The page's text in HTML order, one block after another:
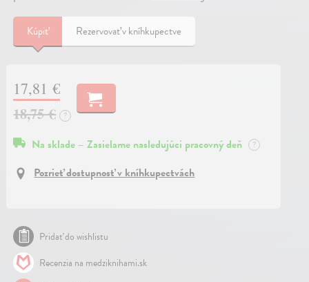
Kúpiť Rezervovať v kníhkupectve
17,81 €
18,75 €
?
Na sklade – Zasielame nasledujúci pracovný deň ?
Pozrieť dostupnosť v kníhkupectvách
Pridať do wishlistu
Recenzia na medziknihami.sk